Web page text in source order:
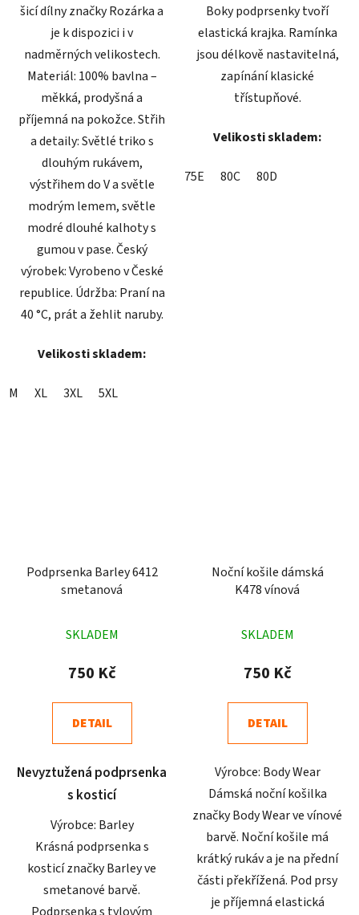
šicí dílny značky Rozárka a
je k dispozici i v
nadměrných velikostech.
Materiál: 100% bavlna –
měkká, prodyšná a
příjemná na pokožce. Střih
a detaily: Světlé triko s
dlouhým rukávem,
výstřihem do V a světle
modrým lemem, světle
modré dlouhé kalhoty s
gumou v pase. Český
výrobek: Vyrobeno v České
republice. Údržba: Praní na
40 °C, prát a žehlit naruby.
Velikosti skladem:
M XL 3XL 5XL
Boky podprsenky tvoří
elastická krajka. Ramínka
jsou délkově nastavitelná,
zapínání klasické
třístupňové.
Velikosti skladem:
75E 80C 80D
Podprsenka Barley 6412
smetanová
hodnocení
produktu
4,1
z
hvězdiček.
SKLADEM
750 Kč
DETAIL
Nevyztužená podprsenka
s kosticí
Výrobce: Barley
Krásná podprsenka s
kosticí značky Barley ve
smetanové barvě.
Noční košile dámská
K478 vínová
hodnocení
produktu
5,0
z
hvězdiček.
SKLADEM
750 Kč
DETAIL
Výrobce: Body Wear
Dámská noční košilka
značky Body Wear ve vínové
barvě. Noční košile má
krátký rukáv a je na přední
části překřížená. Pod prsy
je příjemná elastická